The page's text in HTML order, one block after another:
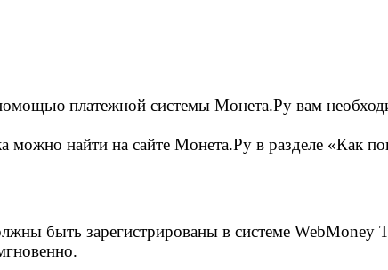
платежной системы Монета.Ру вам
найти на сайте Монета.Ру в разделе «Как
быть зарегистрированы в системе WebMoney